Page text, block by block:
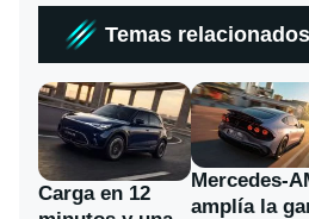
Temas relacionados
Carga en 12
Mercedes-
amplía la